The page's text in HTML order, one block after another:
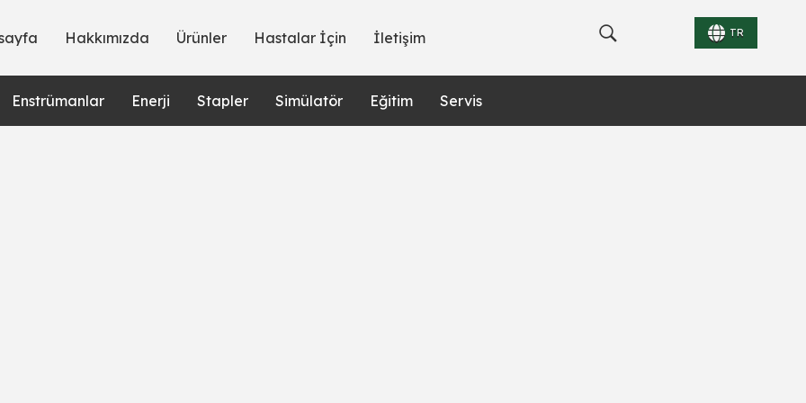
Hakkımızda Ürünler Hastalar İçin İletişim TR
Enstrümanlar Enerji Stapler Simülatör Eğitim Servis